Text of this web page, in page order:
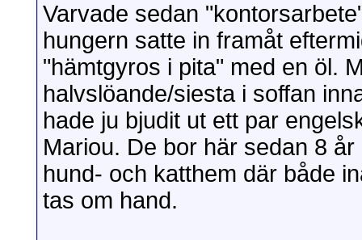
Varvade sedan
hungern satte in framåt
"hämtgyros i pita" med en öl.
halvslöande/siesta i soffan
hade ju bjudit ut ett par
Mariou. De bor här sedan 8
hund- och katthem där både
tas om hand.